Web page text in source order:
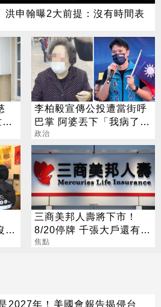
洪申翰曝2大前提：沒有時間表
李柏毅宣傳公投遭當街呼
巴掌 阿婆丟下「我病了」
就落跑
政治
想
三商美邦人壽將下市！
8/20停牌 千張大戶還有
252人
焦點
2027年！美國會報告揭侵台